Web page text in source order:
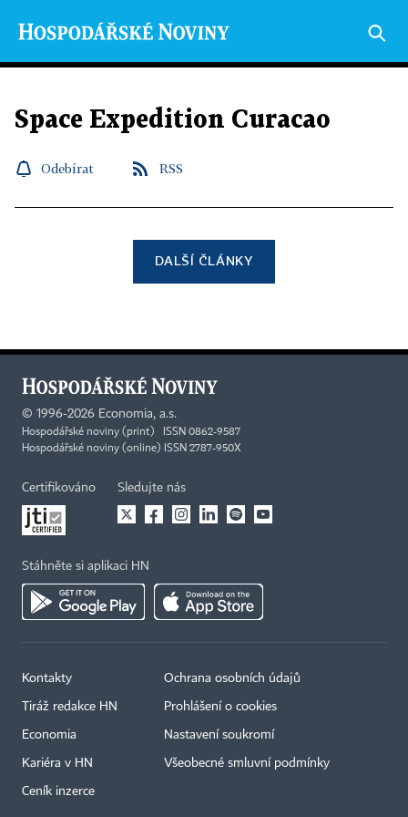
Space Expedition Curacao
Odebírat RSS
DALŠÍ ČLÁNKY
© 1996-2026 Economia, a.s.
Hospodářské noviny (print) ISSN 0862-9587
Hospodářské noviny (online) ISSN 2787-950X
Certifikováno Sledujte nás
Stáhněte si aplikaci HN
Kontakty
Tiráž redakce HN
Economia
Kariéra v HN
Ceník inzerce
Ochrana osobních údajů
Prohlášení o cookies
Nastavení soukromí
Všeobecné smluvní podmínky